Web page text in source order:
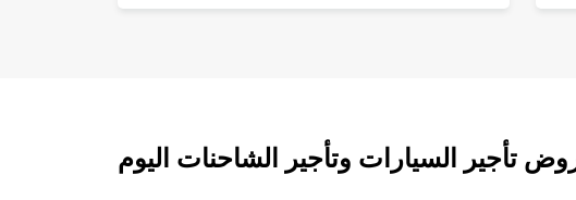
تأجير السيارات وتأجير الشاحنات اليوم